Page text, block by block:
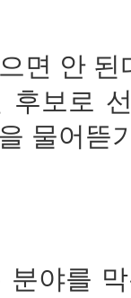
면 안
후보로
물어뜯
분야를